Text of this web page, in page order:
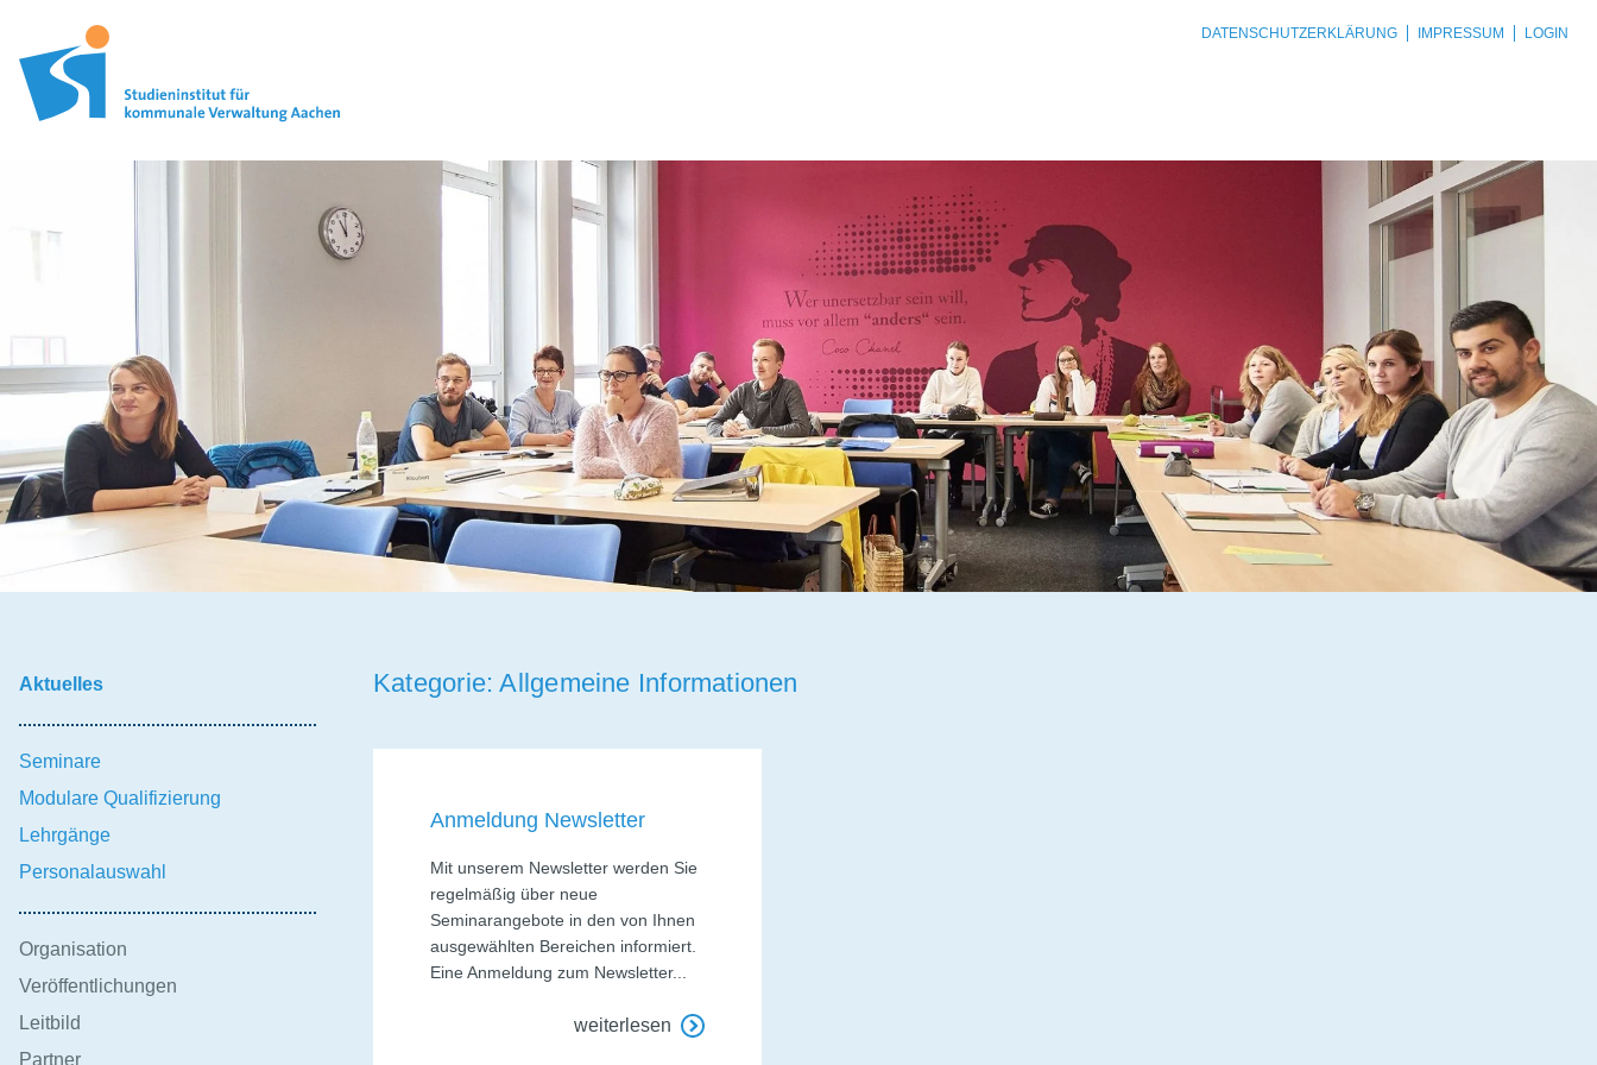
DATENSCHUTZERKLÄRUNG IMPRESSUM LOGIN
Aktuelles
Seminare
Modulare Qualifizierung
Lehrgänge
Personalauswahl
Organisation
Veröffentlichungen
Leitbild
Partner
Kategorie:Allgemeine Informationen
Anmeldung Newsletter
Mit unserem Newsletter werden Sie
regelmäßig über neue
Seminarangebote in den von Ihnen
ausgewählten Bereichen informiert.
Eine Anmeldung zum Newsletter...
weiterlesen